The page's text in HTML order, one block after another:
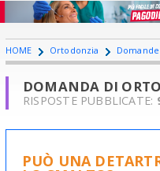
HOME Ortodonzia
DOMANDA DI
RISPOSTE PUBBLICATE:
PUÒ UNA